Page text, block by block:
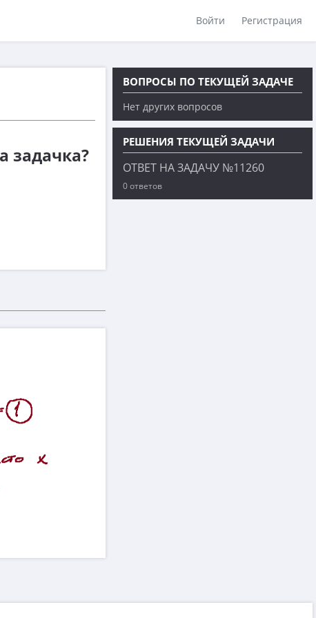
Войти Регистрация
задачка?
ВОПРОСЫ ПО ТЕКУЩЕЙ ЗАДАЧЕ
Нет других вопросов
РЕШЕНИЯ ТЕКУЩЕЙ ЗАДАЧИ
ОТВЕТ НА ЗАДАЧУ №11260
0 ответов